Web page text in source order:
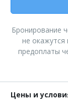
Бронирование
не окажутся
предоплаты
Цены и